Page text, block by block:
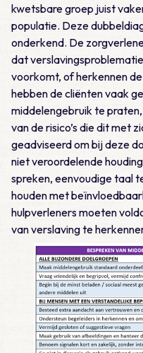
kwetsbare groep juist
populatie. Deze
onderkend. De
dat
voorkomt, of herkennen
hebben de cliënten vaak
middelengebruik te
van de risico’s die dit met
geadviseerd om bij deze
niet veroordelende
spreken, eenvoudige taal
houden met
hulpverleners moeten
van verslaving te